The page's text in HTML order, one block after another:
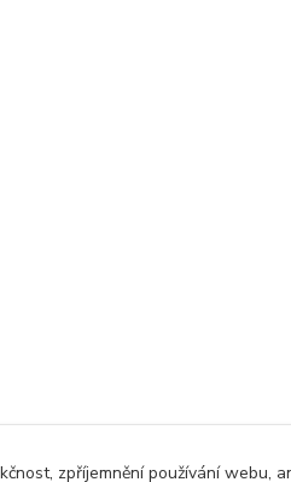
zpříjemnění používání webu,